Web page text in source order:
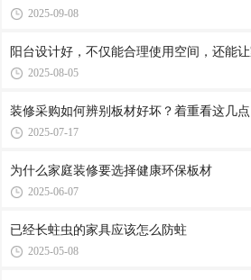
2025-09-08
阳台设计好，不仅能合理使用空间，还能让
2025-08-05
装修采购如何辨别板材好坏？着重看这几点
2025-07-17
为什么家庭装修要选择健康环保板材
2025-06-07
已经长蛀虫的家具应该怎么防蛀
2025-05-08